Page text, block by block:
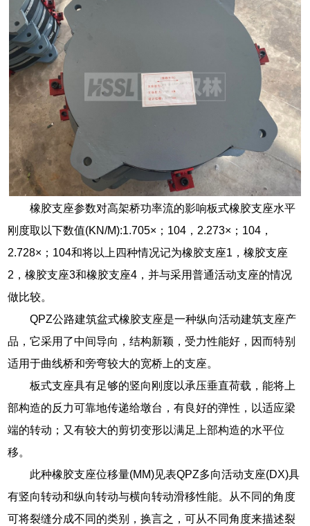
橡胶支座参数对高架桥功率流的影响板式橡胶支座水平
刚度取以下数值(KN/M):1.705×；104，2.273×；104，
2.728×；104和将以上四种情况记为橡胶支座1，橡胶支座
2，橡胶支座3和橡胶支座4，并与采用普通活动支座的情况
做比较。
QPZ公路建筑盆式橡胶支座是一种纵向活动建筑支座产
品，它采用了中间导向，结构新颖，受力性能好，因而特别
适用于曲线桥和旁弯较大的宽桥上的支座。
板式支座具有足够的竖向刚度以承压垂直荷载，能将上
部构造的反力可靠地传递给墩台，有良好的弹性，以适应梁
端的转动；又有较大的剪切变形以满足上部构造的水平位
移。
此种橡胶支座位移量(MM)见表QPZ多向活动支座(DX)具
有竖向转动和纵向转动与横向转动滑移性能。从不同的角度
可将裂缝分成不同的类别，换言之，可从不同角度来描述裂